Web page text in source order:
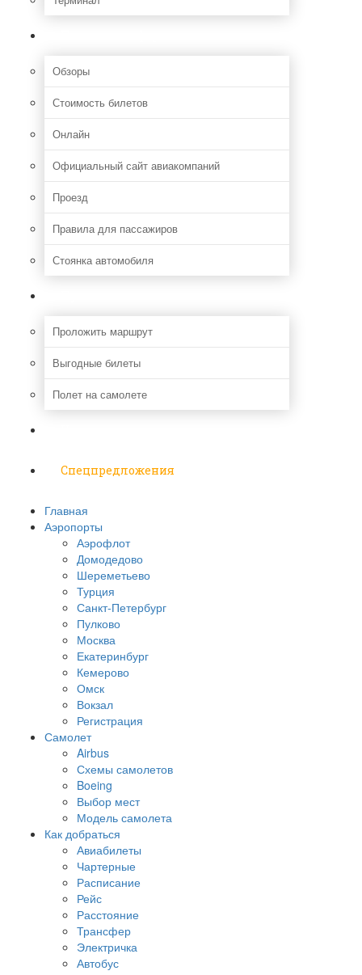
Обзоры
Стоимость билетов
Онлайн
Официальный сайт авиакомпаний
Проезд
Правила для пассажиров
Стоянка автомобиля
Проложить маршрут
Выгодные билеты
Полет на самолете
Спецпредложения
Главная
Аэропорты
Аэрофлот
Домодедово
Шереметьево
Турция
Санкт-Петербург
Пулково
Москва
Екатеринбург
Кемерово
Омск
Вокзал
Регистрация
Самолет
Airbus
Схемы самолетов
Boeing
Выбор мест
Модель самолета
Как добраться
Авиабилеты
Чартерные
Расписание
Рейс
Расстояние
Трансфер
Электричка
Автобус